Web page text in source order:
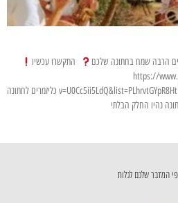
הרבה שמח בחתונה שלכם
התקשרו עכשיו
☎0524457700
v=U0Cc5ii5LdQ&list=PLhrvtGYpR8HtIx665NIVWWQ3qdwLTgkNc&index=35 כליזמרים לחתונה
נהיו החלק הבלתי
המדבר שלכם לגלות